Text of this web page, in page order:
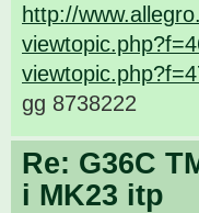
http://
gg 8738222
Re: G36C
i MK23 itp